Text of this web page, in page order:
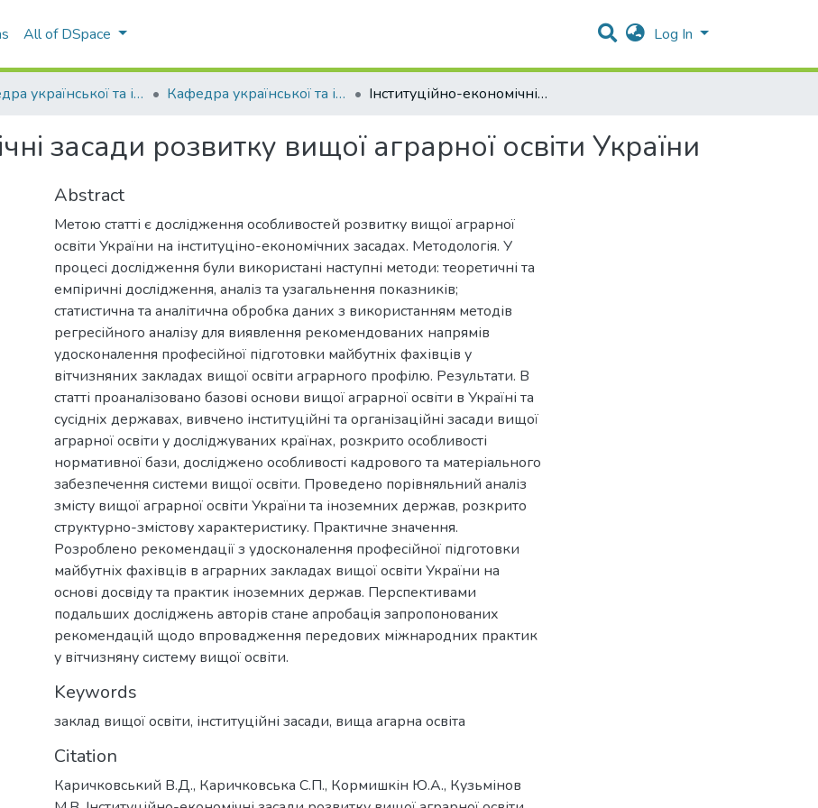
All of DSpace Log In
Кафедра української та іноземних мов Кафедра української та іноземних мов Інституційно-економічні засади розвитку вищої аграрної освіти України
засади розвитку вищої аграрної освіти України
Abstract
Метою статті є дослідження особливостей розвитку вищої аграрної
освіти України на інституціно-економічних засадах. Методологія. У
процесі дослідження були використані наступні методи: теоретичні та
емпіричні дослідження, аналіз та узагальнення показників;
статистична та аналітична обробка даних з використанням методів
регресійного аналізу для виявлення рекомендованих напрямів
удосконалення професійної підготовки майбутніх фахівців у
вітчизняних закладах вищої освіти аграрного профілю. Результати. В
статті проаналізовано базові основи вищої аграрної освіти в Україні та
сусідніх державах, вивчено інституційні та організаційні засади вищої
аграрної освіти у досліджуваних країнах, розкрито особливості
нормативної бази, досліджено особливості кадрового та матеріального
забезпечення системи вищої освіти. Проведено порівняльний аналіз
змісту вищої аграрної освіти України та іноземних держав, розкрито
структурно-змістову характеристику. Практичне значення.
Розроблено рекомендації з удосконалення професійної підготовки
майбутніх фахівців в аграрних закладах вищої освіти України на
основі досвіду та практик іноземних держав. Перспективами
подальших досліджень авторів стане апробація запропонованих
рекомендацій щодо впровадження передових міжнародних практик
у вітчизняну систему вищої освіти.
Keywords
заклад вищої освіти, інституційні засади, вища агарна освіта
Citation
Каричковський В.Д., Каричковська С.П., Кормишкін Ю.А., Кузьмінов